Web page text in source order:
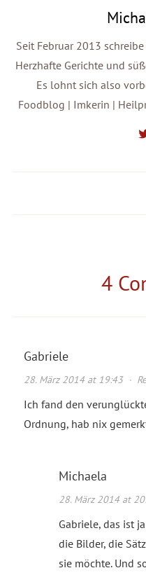
Seit Februar 2013
Herzhafte Gerichte und
Es lohnt sich also
Foodblog | Imkerin |
ist full
4
Gabriele
28. März 2014 at 19:43·
Ich fand den
Ordnung, hab nix
Michaela
28. März 2014 at
Gabriele, das ist
die Bilder, die
sie möchte. Und